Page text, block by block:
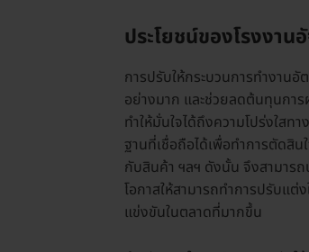
ประโยชน์ของโรงงาน
การปรับให้กระบวนการทำงาน
อย่างมาก และช่วยลดต้นทุนกา
ทำให้มั่นใจได้ถึงความโปร่งใส
ฐานที่เชื่อถือได้เพื่อทำการตัดสิ
กับสินค้า ฯลฯ ดังนั้น จึงสามารถ
โอกาสให้สามารถทำการปรับแต่
แข่งขันในตลาดที่มากขึ้น